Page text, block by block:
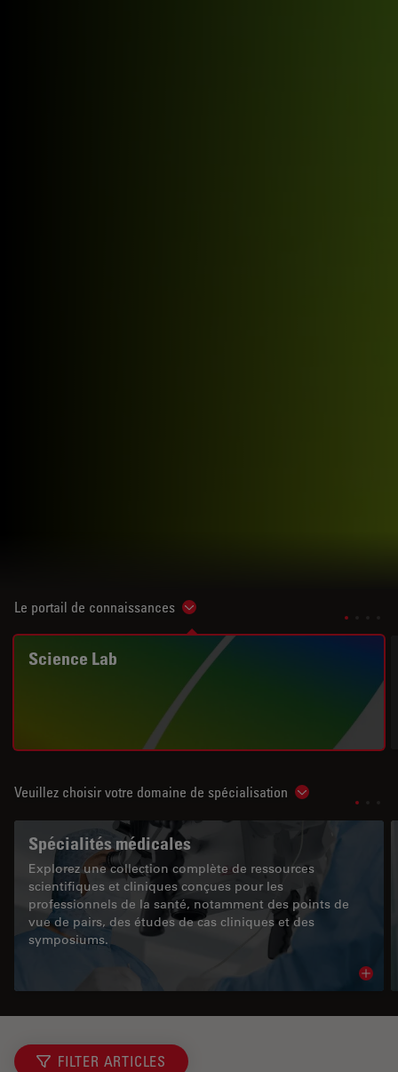
Le portail de connaissances Show subnavigation
Science Lab
Veuillez choisir votre domaine de spécialisation Show
Spécialités médicales
Explorez une collection complète de ressources
scientifiques et cliniques conçues pour les
professionnels de la santé, notamment des points de
vue de pairs, des études de cas cliniques et des
symposiums.
FILTER ARTICLES